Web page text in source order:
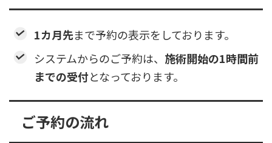
1カ月先まで予約の表示をしております。
システムからのご予約は、 施術開始の1時間前
までの受付となっております。
ご予約の流れ